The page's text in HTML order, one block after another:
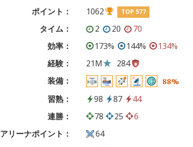
ポイント：
1062 TOP 577
タイム： 2 20
70
効率：
173% 144%
134%
経験：
21M
284
装備：
88%
習熟： 98 87
44
連勝：
78 25
6
アリーナポイント：
64